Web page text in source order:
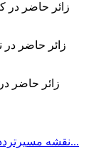
زائر حاضر در
زائر حاضر
زائر حاضر
نقشه مسیرتردد - مرزهای 6 گا...